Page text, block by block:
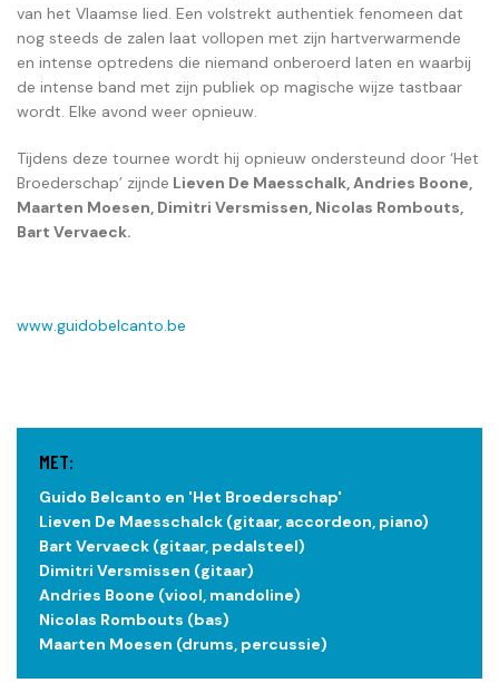
van het Vlaamse lied. Een volstrekt authentiek fenomeen dat
nog steeds de zalen laat vollopen met zijn hartverwarmende
en intense optredens die niemand onberoerd laten en waarbij
de intense band met zijn publiek op magische wijze tastbaar
wordt. Elke avond weer opnieuw.
Tijdens deze tournee wordt hij opnieuw ondersteund door ‘Het
Broederschap’ zijnde Lieven De Maesschalk, Andries Boone,
Maarten Moesen, Dimitri Versmissen, Nicolas Rombouts,
Bart Vervaeck.
www.guidobelcanto.be
MET:
Guido Belcanto en 'Het Broederschap'
Lieven De Maesschalck (gitaar, accordeon, piano)
Bart Vervaeck (gitaar, pedalsteel)
Dimitri Versmissen (gitaar)
Andries Boone (viool, mandoline)
Nicolas Rombouts (bas)
Maarten Moesen (drums, percussie)